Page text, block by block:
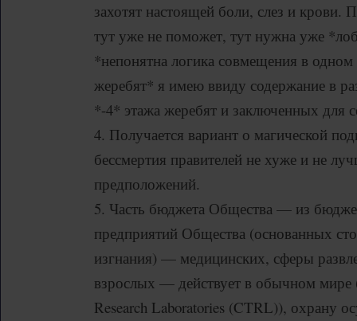
захотят настоящей боли, слез и крови.
тут уже не поможет, тут нужна уже
*непонятна логика совмещения в
жеребят* я имею ввиду содержание в
*-4* этажа жеребят и заключенных для
4. Получается вариант о магической
бессмертия правителей не хуже и не
предположений.
5. Часть бюджета Общества — из
предприятий Общества (основанных
изгнания) — медицинских, сферы
взрослых — действует в обычном мире
Research Laboratories (CTRL)), охрану